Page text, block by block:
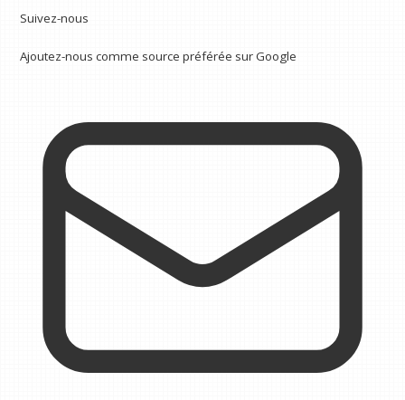
Suivez-nous
Ajoutez-nous comme source préférée sur Google